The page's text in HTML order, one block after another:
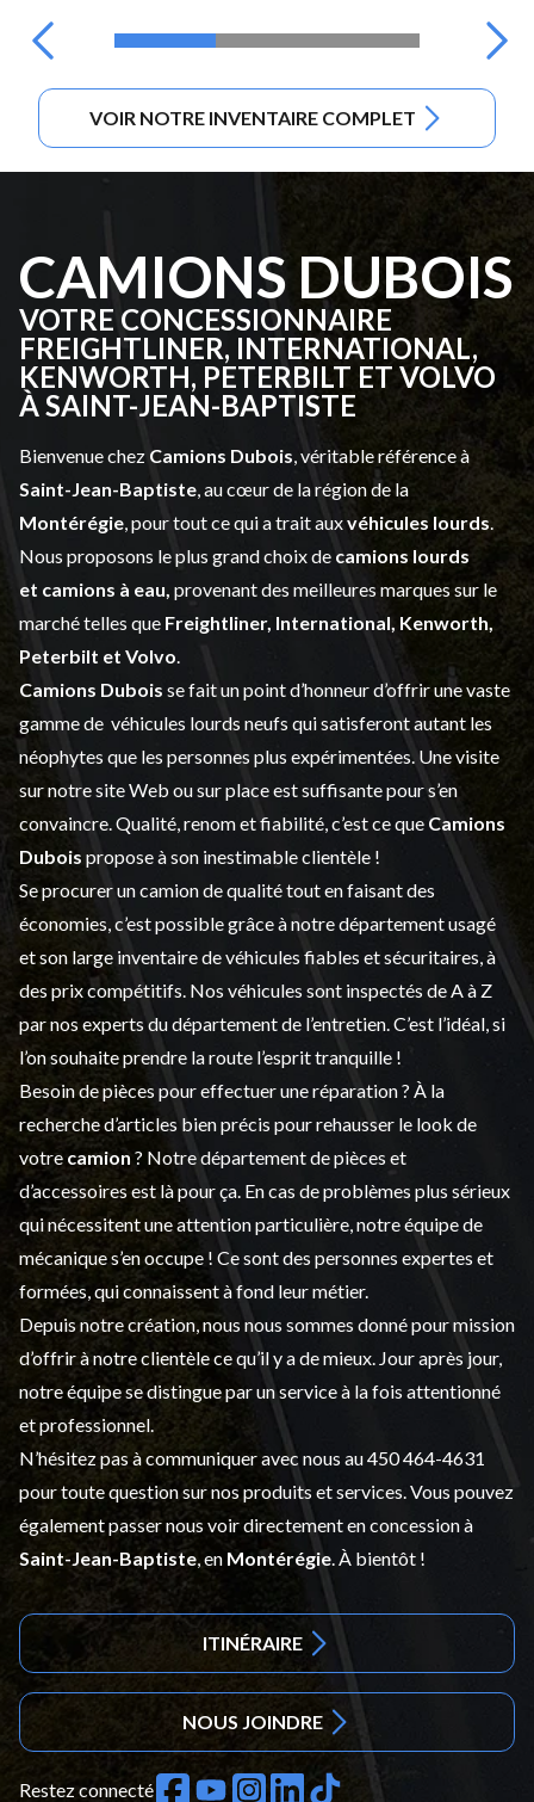
VOIR NOTRE INVENTAIRE COMPLET
CAMIONS DUBOIS
VOTRE CONCESSIONNAIRE
FREIGHTLINER, INTERNATIONAL,
KENWORTH, PETERBILT ET VOLVO
À SAINT-JEAN-BAPTISTE
Bienvenue chez Camions Dubois , véritable référence à
Saint-Jean-Baptiste , au cœur de la région de la
Montérégie , pour tout ce qui a trait auxvéhicules lourds
Nous proposons le plus grand choix de camions lourds
et camions à eau, provenant des meilleures marques sur le
marché telles que Freightliner, International, Kenworth,
Peterbilt et Volvo
Camions Dubois se fait un point d’honneur d’offrir une vaste
gamme de véhicules lourds neufs qui satisferont autant les
néophytes que les personnes plus expérimentées. Une visite
sur notre site Web ou sur place est suffisante pour s’en
convaincre. Qualité, renom et fiabilité, c’est ce que Camions
Dubois propose à son inestimable clientèle !
Se procurer un camion de qualité tout en faisant des
économies, c’est possible grâce à notredépartement usagé
et son large inventaire de véhicules fiables et sécuritaires, à
des prix compétitifs. Nos véhicules sont inspectés de A à Z
par nos experts du département de l’entretien . C’est l’idéal, si
l’on souhaite prendre la route l’esprit tranquille !
Besoin de pièces pour effectuer une réparation ? À la
recherche d’articles bien précis pour rehausser le look de
votre camion ? Notre département depièces et
d’accessoiresest là pour ça. En cas de problèmes plus sérieux
qui nécessitent une attention particulière, notre équipe de
mécanique s’en occupe ! Ce sont des personnes expertes et
formées, qui connaissent à fond leur métier.
Depuis notre création, nous nous sommes donné pour mission
d’offrir à notre clientèle ce qu’il y a de mieux. Jour après jour,
notre équipe se distingue par un service à la fois attentionné
et professionnel.
N’hésitez pas à communiquer avec nous au450 464-4631
pour toute question sur nos produits et services. Vous pouvez
également passer nous voir directement en concession à
Saint-Jean-Baptiste , en Montérégie . À bientôt !
ITINÉRAIRE
NOUS JOINDRE
Restez connecté